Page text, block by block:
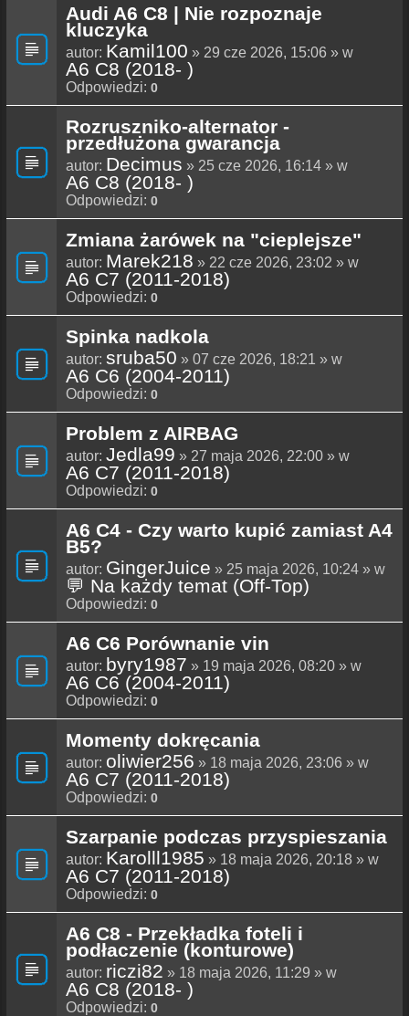
Audi A6 C8 | Nie rozpoznaje
kluczyka
autor: Kamil100 » 29 cze 2026, 15:06 » w
A6 C8 (2018- )
Odpowiedzi: 0
Rozruszniko-alternator -
przedłużona gwarancja
autor: Decimus » 25 cze 2026, 16:14 » w
A6 C8 (2018- )
Odpowiedzi: 0
Zmiana żarówek na "cieplejsze"
autor: Marek218 » 22 cze 2026, 23:02 » w
A6 C7 (2011-2018)
Odpowiedzi: 0
Spinka nadkola
autor: sruba50 » 07 cze 2026, 18:21 » w
A6 C6 (2004-2011)
Odpowiedzi: 0
Problem z AIRBAG
autor: Jedla99 » 27 maja 2026, 22:00 » w
A6 C7 (2011-2018)
Odpowiedzi: 0
A6 C4 - Czy warto kupić zamiast A4
B5?
autor: GingerJuice » 25 maja 2026, 10:24 » w
💬 Na każdy temat (Off-Top)
Odpowiedzi: 0
A6 C6 Porównanie vin
autor: byry1987 » 19 maja 2026, 08:20 » w
A6 C6 (2004-2011)
Odpowiedzi: 0
Momenty dokręcania
autor: oliwier256 » 18 maja 2026, 23:06 » w
A6 C7 (2011-2018)
Odpowiedzi: 0
Szarpanie podczas przyspieszania
autor: Karolll1985 » 18 maja 2026, 20:18 » w
A6 C7 (2011-2018)
Odpowiedzi: 0
A6 C8 - Przekładka foteli i
podłaczenie (konturowe)
autor: riczi82 » 18 maja 2026, 11:29 » w
A6 C8 (2018- )
Odpowiedzi: 0